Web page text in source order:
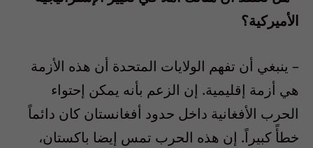
الأميركية؟
– ينبغي أن تفهم الولايات المتحدة أن هذه الأزمة
هي أزمة إقليمية. إن الزعم بأنه يمكن إحتواء
الحرب الأفغانية داخل حدود أفغانستان كان دائماً
خطأً كبيراً. إن هذه الحرب تمس إيضا باكستان،